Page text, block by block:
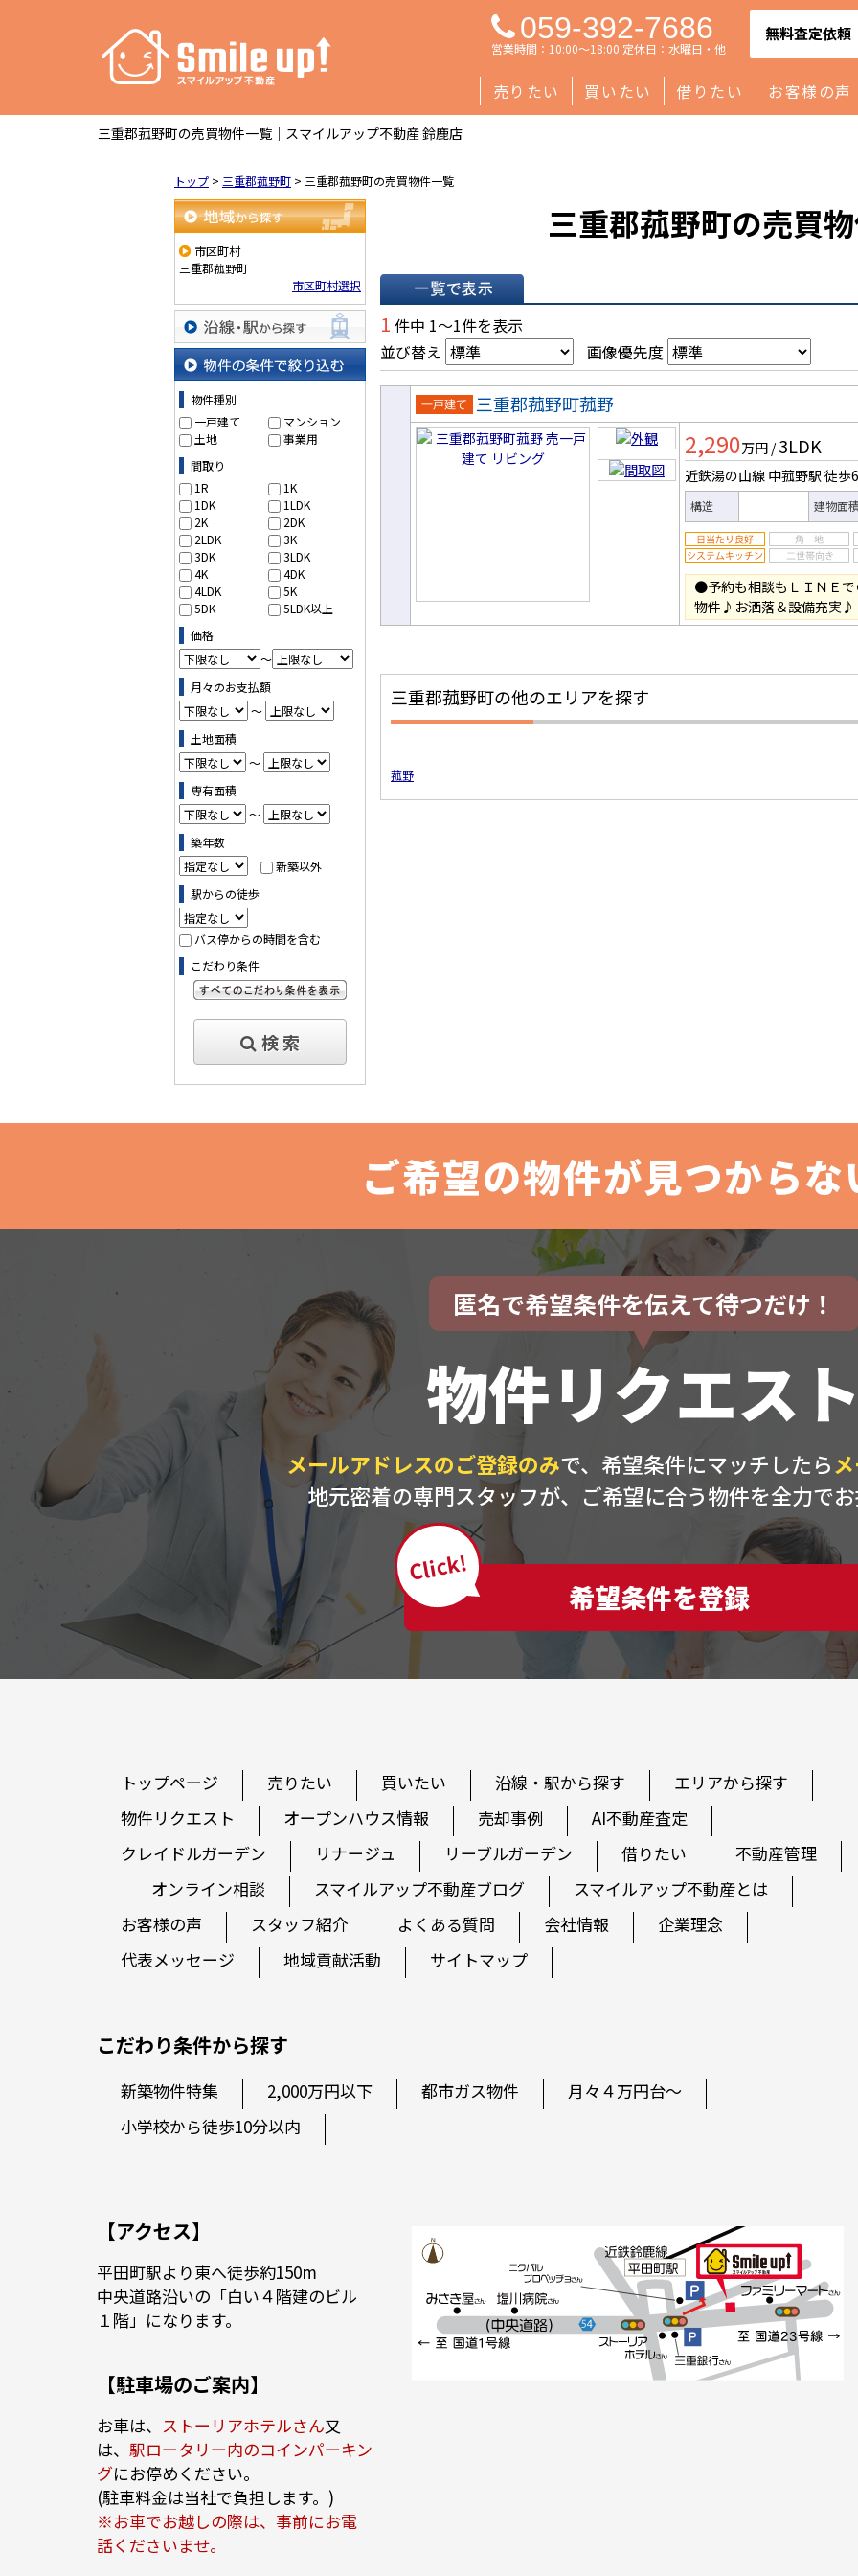
059-392-7686
営業時間：10:00～18:00 定休日：水曜日・他
無料査定依頼
売りたい 買いたい 借りたい お客様の声
三重郡菰野町の売買物件一覧｜スマイルアップ不動産 鈴鹿店
トップ > 三重郡菰野町 > 三重郡菰野町の売買物件一覧
地域から探す
市区町村
三重郡菰野町
市区町村選択
沿線・駅から探す
物件の条件で絞り込む
物件種別
一戸建て
マンション
土地
事業用
間取り
1R
1K
1DK
1LDK
2K
2DK
2LDK
3K
3DK
3LDK
4K
4DK
4LDK
5K
5DK
5LDK以上
価格
～
月々のお支払額
～
土地面積
～
専有面積
～
築年数
新築以外
駅からの徒歩
バス停からの時間を含む
こだわり条件
検 索
三重郡菰野町の売買
一覧で表示
1 件中 1～1件を表示
並び替え
画像優先度
売一戸建
て
三重郡菰野町菰野
2,290万円 / 3LDK
近鉄湯の山線 中菰野駅 徒歩
構造 建物面
●予約も相談もＬＩＮＥ
物件♪お洒落＆設備充実
三重郡菰野町の他のエリアを探す
菰野
ご希望の物件が見つからな
匿名で希望条件を伝えて待つだけ！
物件リクエス
メールアドレスのご登録のみで、希望条件にマッチしたら
地元密着の専門スタッフが、ご希望に合う物件を全力で
Click!
希望条件を登録
トップページ 売りたい 買いたい 沿線・駅から探す
エリアから探す
物件リクエスト
オープンハウス情報 売却事例
AI不動産査定
クレイドルガーデン
リナージュ リーブルガーデン 借りたい
不動産管理
オンライン相談
スマイルアップ不動産ブログ
スマイルアップ不動産とは
お客様の声
スタッフ紹介 よくある質問 会社情報
企業理念
代表メッセージ
地域貢献活動 サイトマップ
こだわり条件から探す
新築物件特集 2,000万円以下 都市ガス物件
月々４万円台～
小学校から徒歩10分以内
【アクセス】
平田町駅より東へ徒歩約150m
中央道路沿いの「白い４階建のビル
１階」になります。
【駐車場のご案内】
お車は、 ストーリアホテルさん又
は、 駅ロータリー内のコインパーキン
グにお停めください。
(駐車料金は当社で負担します。)
※お車でお越しの際は、事前にお電
話くださいませ。